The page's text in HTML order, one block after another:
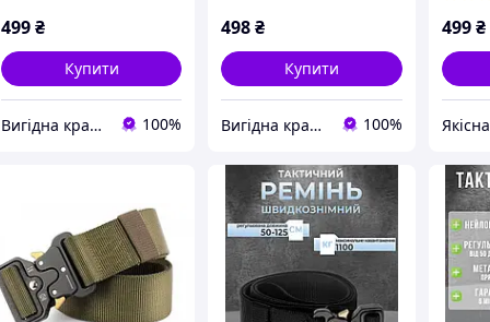
499₴
Купити
Вигідна крамничка 100%
498₴
Купити
Вигідна крамничка 100%
499 ₴